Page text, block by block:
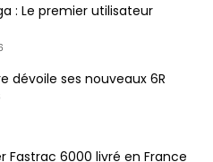
: Le premier utilisateur
dévoile ses nouveaux 6R
Fastrac 6000 livré en France